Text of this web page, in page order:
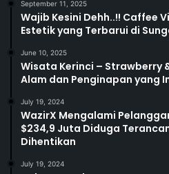
September 11, 2025
Wajib Kesini Dehh..!! Caffee
Estetik yang Terbarui di
June 10, 2025
Wisata Kerinci – Strawberry
Alam dan Penginapan yang
July 19, 2024
WazirX Mengalami
$234,9 Juta Diduga
Dihentikan
July 19, 2024